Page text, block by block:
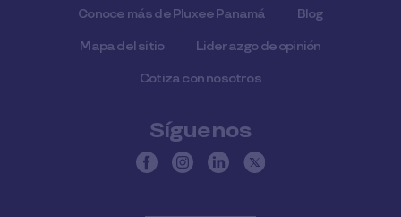
Conoce más de Pluxee Panamá Blog
Mapa del sitio Liderazgo de opinión
Cotiza con nosotros
Síguenos